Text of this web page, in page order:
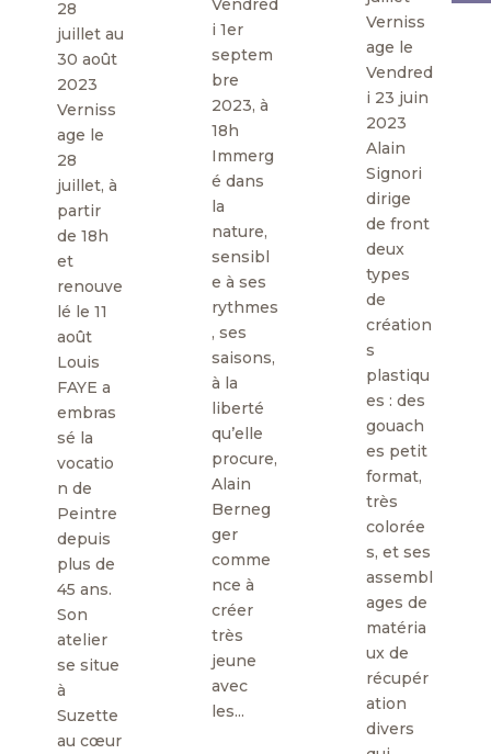
i 1er
septem
bre
2023, à
18h
Immerg
é dans
la
nature,
sensibl
e à ses
rythmes
, ses
saisons,
à la
liberté
qu’elle
procure,
Alain
Berneg
ger
comme
nce à
créer
très
jeune
avec
les...
28
juillet au
30 août
2023
Verniss
age le
28
juillet, à
partir
de 18h
et
renouve
lé le 11
août
Louis
FAYE a
embras
sé la
vocatio
n de
Peintre
depuis
plus de
45 ans.
Son
atelier
se situe
à
Suzette
au cœur
Verniss
age le
Vendred
i 23 juin
2023
Alain
Signori
dirige
de front
deux
types
de
création
s
plastiqu
es : des
gouach
es petit
format,
très
colorée
s, et ses
assembl
ages de
matéria
ux de
récupér
ation
divers